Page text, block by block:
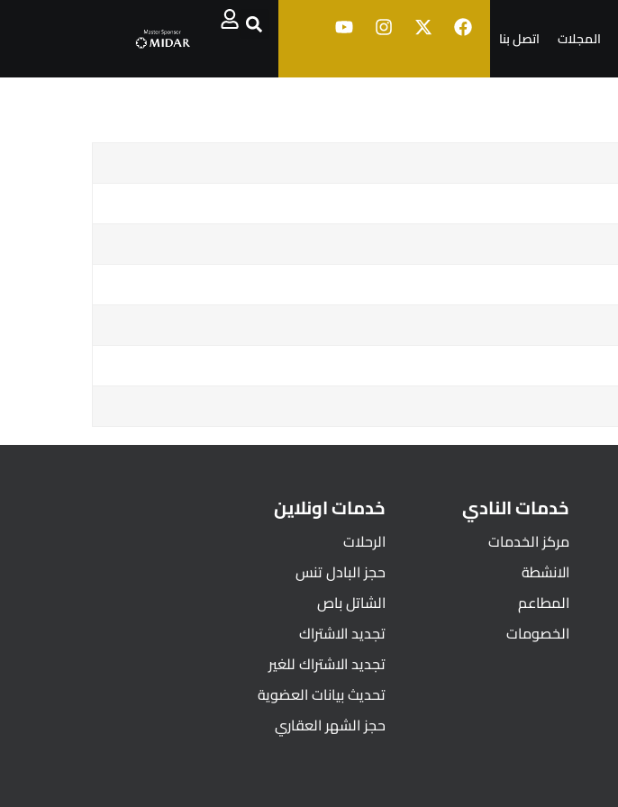
المجلات اتصل بنا
خدمات النادي
مركز الخدمات
الانشطة
المطاعم
الخصومات
خدمات اونلاين
الرحلات
حجز البادل تنس
الشاتل باص
تجديد الاشتراك
تجديد الاشتراك للغير
تحديث بيانات العضوية
حجز الشهر العقاري